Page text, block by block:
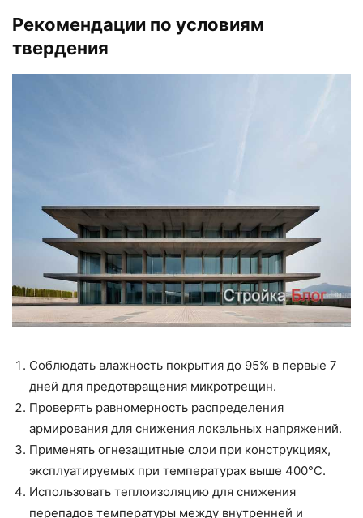
Рекомендации по условиям
твердения
Соблюдать влажность покрытия до 95% в первые 7
дней для предотвращения микротрещин.
Проверять равномерность распределения
армирования для снижения локальных напряжений.
Применять огнезащитные слои при конструкциях,
эксплуатируемых при температурах выше 400°C.
Использовать теплоизоляцию для снижения
перепадов температуры между внутренней и